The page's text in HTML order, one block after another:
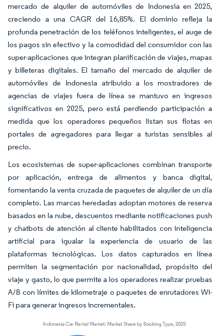
mercado de alquiler de automóviles de Indonesia en 2025,
creciendo a una CAGR del 16,85%. El dominio refleja la
profunda penetración de los teléfonos inteligentes, el auge de
los pagos sin efectivo y la comodidad del consumidor con las
super-aplicaciones que integran planificación de viajes, mapas
y billeteras digitales. El tamaño del mercado de alquiler de
automóviles de Indonesia atribuido a los mostradores de
agencias de viajes fuera de línea se mantuvo en ingresos
significativos en 2025, pero está perdiendo participación a
medida que los operadores pequeños listan sus flotas en
portales de agregadores para llegar a turistas sensibles al
precio.
Los ecosistemas de super-aplicaciones combinan transporte
por aplicación, entrega de alimentos y banca digital,
fomentando la venta cruzada de paquetes de alquiler de un día
completo. Las marcas heredadas adoptan motores de reserva
basados en la nube, descuentos mediante notificaciones push
y chatbots de atención al cliente habilitados con inteligencia
artificial para igualar la experiencia de usuario de las
plataformas tecnológicas. Los datos capturados en línea
permiten la segmentación por nacionalidad, propósito del
viaje y gasto, lo que permite a los operadores realizar pruebas
A/B con límites de kilometraje o paquetes de enrutadores Wi-
Fi para generar ingresos incrementales.